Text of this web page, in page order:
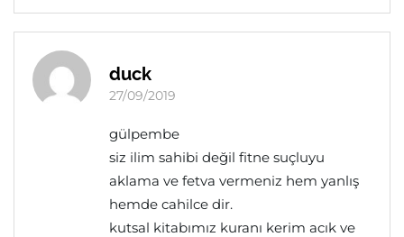
duck
27/09/2019
gülpembe
siz ilim sahibi değil fitne suçluyu
aklama ve fetva vermeniz hem yanlış
hemde cahilce dir.
kutsal kitabımız kuranı kerim acık ve